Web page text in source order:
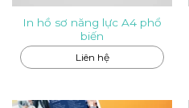
In hồ sơ năng lực A4 phổ
biến
Liên hệ